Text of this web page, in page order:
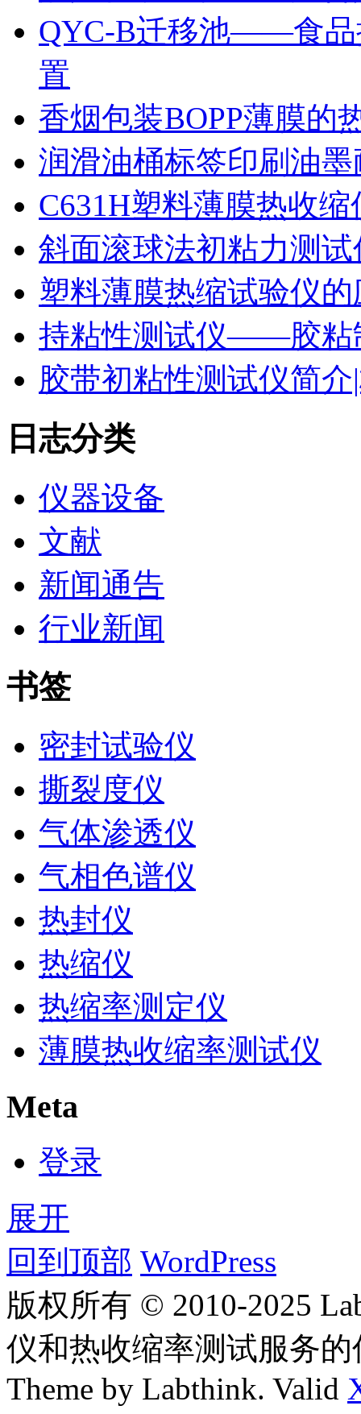
QYC-B迁移池——食品
置
香烟包装BOPP薄膜的
润滑油桶标签印刷油
C631H塑料薄膜热收
斜面滚球法初粘力测
塑料薄膜热缩试验仪
持粘性测试仪——胶粘
胶带初粘性测试仪简
日志分类
仪器设备
文献
新闻通告
行业新闻
书签
密封试验仪
撕裂度仪
气体渗透仪
气相色谱仪
热封仪
热缩仪
热缩率测定仪
薄膜热收缩率测试仪
Meta
登录
展开
回到顶部 WordPress
版权所有 © 2010-2025
仪和热收缩率测试服务
Theme by Labthink. Valid